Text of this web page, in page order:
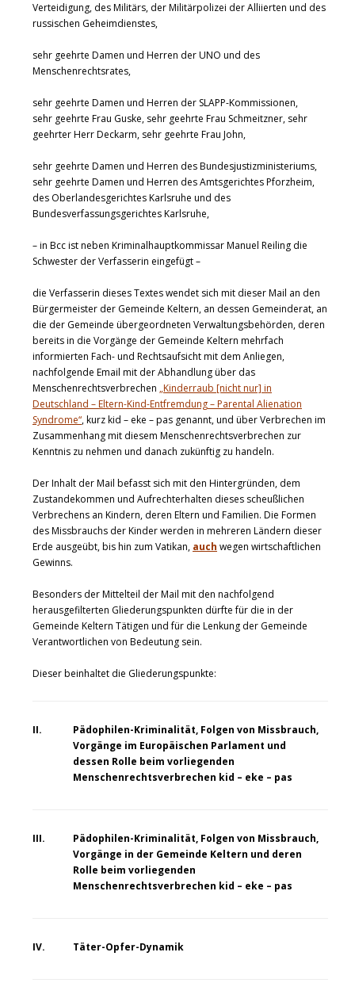
Verteidigung, des Militärs, der Militärpolizei der Alliierten und des
russischen Geheimdienstes,
sehr geehrte Damen und Herren der UNO und des
Menschenrechtsrates,
sehr geehrte Damen und Herren der SLAPP-Kommissionen,
sehr geehrte Frau Guske, sehr geehrte Frau Schmeitzner, sehr
geehrter Herr Deckarm, sehr geehrte Frau John,
sehr geehrte Damen und Herren des Bundesjustizministeriums,
sehr geehrte Damen und Herren des Amtsgerichtes Pforzheim,
des Oberlandesgerichtes Karlsruhe und des
Bundesverfassungsgerichtes Karlsruhe,
– in Bcc ist neben Kriminalhauptkommissar Manuel Reiling die
Schwester der Verfasserin eingefügt –
die Verfasserin dieses Textes wendet sich mit dieser Mail an den
Bürgermeister der Gemeinde Keltern, an dessen Gemeinderat, an
die der Gemeinde übergeordneten Verwaltungsbehörden, deren
bereits in die Vorgänge der Gemeinde Keltern mehrfach
informierten Fach- und Rechtsaufsicht mit dem Anliegen,
nachfolgende Email mit der Abhandlung über das
Menschenrechtsverbrechen „Kinderraub [nicht nur] in
Deutschland – Eltern-Kind-Entfremdung – Parental Alienation
Syndrome“, kurz kid – eke – pas genannt, und über Verbrechen im
Zusammenhang mit diesem Menschenrechtsverbrechen zur
Kenntnis zu nehmen und danach zukünftig zu handeln.
Der Inhalt der Mail befasst sich mit den Hintergründen, dem
Zustandekommen und Aufrechterhalten dieses scheußlichen
Verbrechens an Kindern, deren Eltern und Familien. Die Formen
des Missbrauchs der Kinder werden in mehreren Ländern dieser
Erde ausgeübt, bis hin zum Vatikan, auch wegen wirtschaftlichen
Gewinns.
Besonders der Mittelteil der Mail mit den nachfolgend
herausgefilterten Gliederungspunkten dürfte für die in der
Gemeinde Keltern Tätigen und für die Lenkung der Gemeinde
Verantwortlichen von Bedeutung sein.
Dieser beinhaltet die Gliederungspunkte:
II.
Pädophilen-Kriminalität, Folgen von Missbrauch,
Vorgänge im Europäischen Parlament und
dessen Rolle beim vorliegenden
Menschenrechtsverbrechen kid – eke – pas
III.
Pädophilen-Kriminalität, Folgen von Missbrauch,
Vorgänge in der Gemeinde Keltern und deren
Rolle beim vorliegenden
Menschenrechtsverbrechen kid – eke – pas
IV. Täter-Opfer-Dynamik